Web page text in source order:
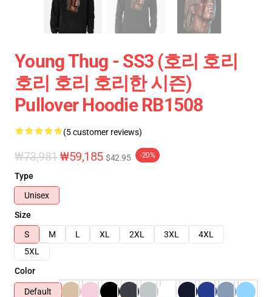
Young Thug - SS3 (호리 호리
호리 호리 호리한 시즌)
Pullover Hoodie RB1508
(5 customer reviews)
₩73,981 ₩59,185 $42.95 -20%
Type
Unisex
Size
S
M L XL 2XL 3XL
4XL
5XL
Color
Default